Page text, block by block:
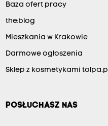
Baza ofert pracy
the:blog
Mieszkania w Krakowie
Darmowe ogłoszenia
Sklep z kosmetykami tolpa.pl
POSŁUCHASZ NAS